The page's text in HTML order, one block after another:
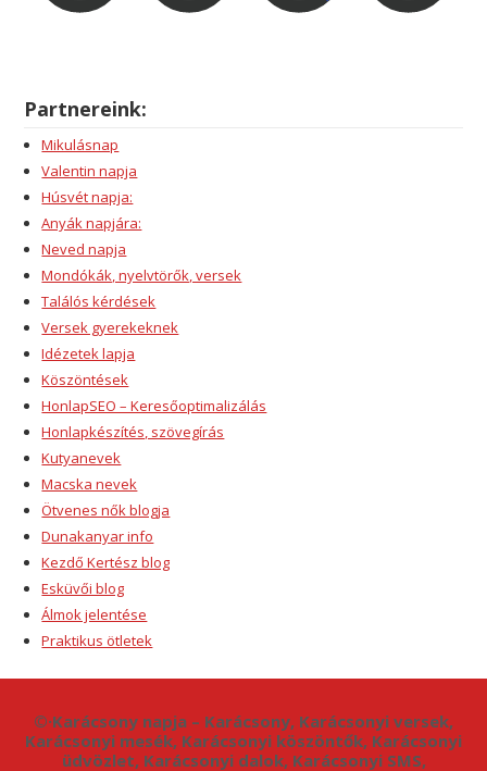
Partnereink:
Mikulásnap
Valentin napja
Húsvét napja:
Anyák napjára:
Neved napja
Mondókák, nyelvtörők, versek
Találós kérdések
Versek gyerekeknek
Idézetek lapja
Köszöntések
HonlapSEO – Keresőoptimalizálás
Honlapkészítés, szövegírás
Kutyanevek
Macska nevek
Ötvenes nők blogja
Dunakanyar info
Kezdő Kertész blog
Esküvői blog
Álmok jelentése
Praktikus ötletek
©·Karácsony napja – Karácsony, Karácsonyi versek,
Karácsonyi mesék, Karácsonyi köszöntők, Karácsonyi
üdvözlet, Karácsonyi dalok, Karácsonyi SMS,